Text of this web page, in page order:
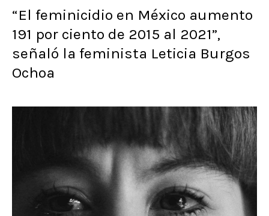
“El feminicidio en México aumento
191 por ciento de 2015 al 2021”,
señaló la feminista Leticia Burgos
Ochoa